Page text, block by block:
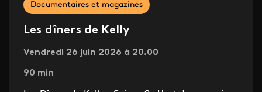
Documentaires et magazines
Les dîners de Kelly
Vendredi 26 juin 2026 à 20.00
90 min